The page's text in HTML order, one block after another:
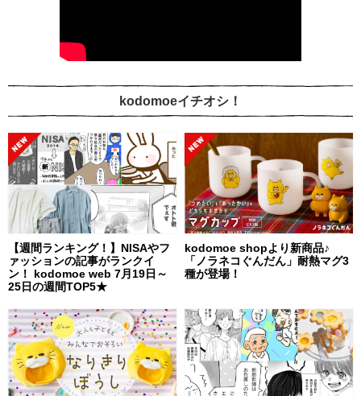
kodomoeイチオシ！
【週間ランキング！】NISAやフ
ァッションの記事がランクイ
ン！ kodomoe web 7月19日～
25日の週間TOP5★
kodomoe shopより新商品♪
「ノラネコぐんだん」耐熱マグ3
種が登場！